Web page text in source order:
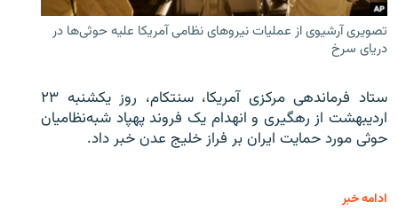
تصویری آرشیوی از عملیات نیروهای نظامی آمریکا علیه حوثی‌ها در
دریای سرخ
ستاد فرماندهی مرکزی آمریکا، سنتکام، روز یکشنبه ۲۳
اردیبهشت از رهگیری و انهدام یک فروند پهپاد شبه‌نظامیان
حوثی‌ مورد حمایت ایران بر فراز خلیج عدن خبر داد.
ادامه خبر